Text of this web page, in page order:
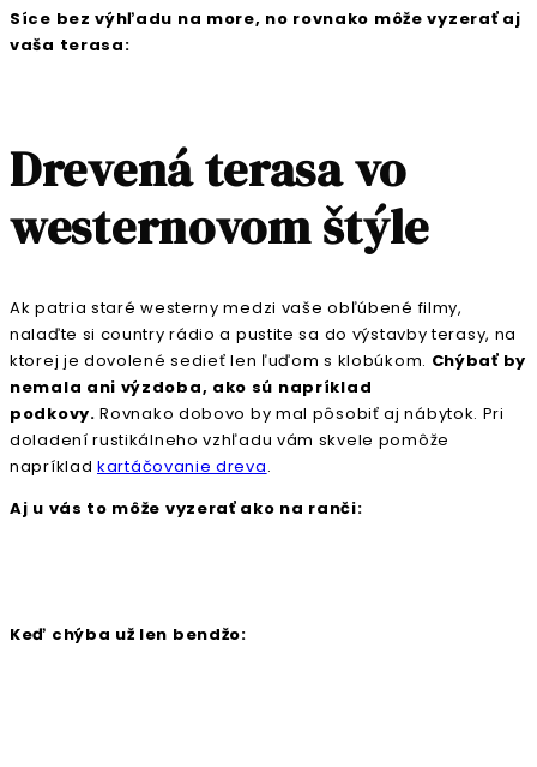
Síce bez výhľadu na more, no rovnako môže vyzerať aj
vaša terasa:
Drevená terasa vo
westernovom štýle
Ak patria staré westerny medzi vaše obľúbené filmy,
nalaďte si country rádio a pustite sa do výstavby terasy, na
ktorej je dovolené sedieť len ľuďom s klobúkom. Chýbať by
nemala ani výzdoba, ako sú napríklad
podkovy. Rovnako dobovo by mal pôsobiť aj nábytok. Pri
doladení rustikálneho vzhľadu vám skvele pomôže
napríklad kartáčovanie dreva.
Aj u vás to môže vyzerať ako na ranči:
Keď chýba už len bendžo: